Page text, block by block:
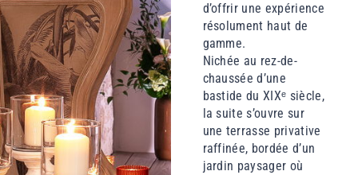
d’offrir une expérience
résolument haut de
gamme.
Nichée au rez-de-
chaussée d’une
bastide du XIXᵉ siècle,
la suite s’ouvre sur
une terrasse privative
raffinée, bordée d’un
jardin paysager où